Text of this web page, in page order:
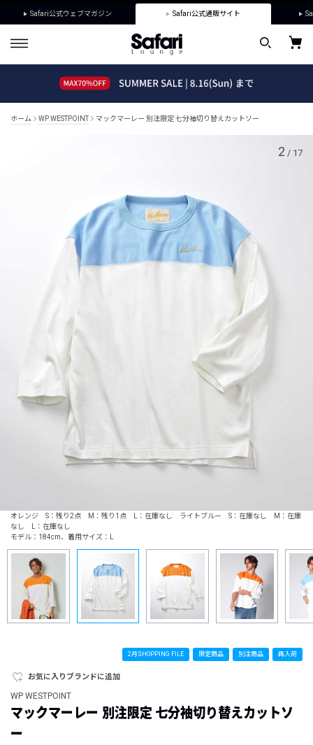
Safari公式ウェブマガジン Safari公式通販サイト
ホーム WP WESTPOINT マックマーレー 別注限定 七分袖切り替えカットソー
オレンジ S：残り2点 M：残り1点 L：在庫なし ライトブルー S：在庫なし M：在庫
なし L：在庫なし
モデル：184cm、着用サイズ：L
2 / 17
再入荷
別注商品
限定商品
2月SHOPPING FILE
お気に入りブランドに追加
WP WESTPOINT
マックマーレー 別注限定 七分袖切り替えカットソ
ー